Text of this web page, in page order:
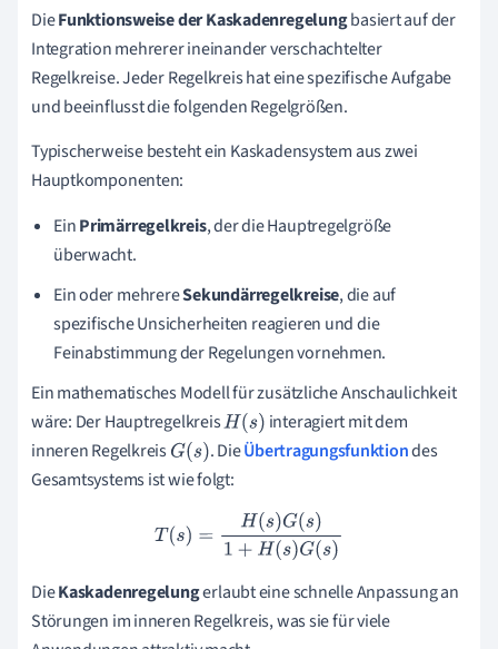
DieFunktionsweise der Kaskadenregelungbasiert auf der
Integration mehrerer ineinander verschachtelter
Regelkreise. Jeder Regelkreis hat eine spezifische Aufgabe
und beeinflusst die folgenden Regelgrößen.
Typischerweise besteht ein Kaskadensystem aus zwei
Hauptkomponenten:
EinPrimärregelkreis, der die Hauptregelgröße
überwacht.
Ein oder mehrereSekundärregelkreise, die auf
spezifische Unsicherheiten reagieren und die
Feinabstimmung der Regelungen vornehmen.
Ein mathematisches Modell für zusätzliche Anschaulichkeit
wäre: Der HauptregelkreisH(s)
interagiert mit dem
inneren RegelkreisG(s) . DieÜbertragungsfunktiondes
Gesamtsystems ist wie folgt:
T(s) =H( (s)1+H(s)G(s
DieKaskadenregelungerlaubt eine schnelle Anpassung an
Störungen im inneren Regelkreis, was sie für viele